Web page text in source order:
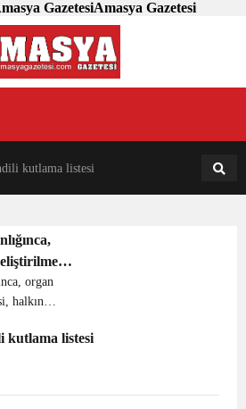
GazetesiAmasya Gazetesi
kutlama listesi 18:31
amacıyla
organ
halkın
kutlama listesi